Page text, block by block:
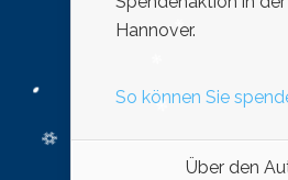
Hannover.
So können Sie
Über den